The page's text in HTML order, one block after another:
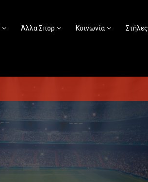
Άλλα Σπορ Κοινωνία Στήλες